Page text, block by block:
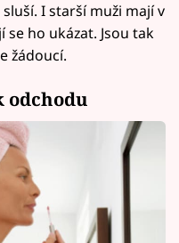
I starší muži mají v
ho ukázat. Jsou tak
žádoucí.
odchodu